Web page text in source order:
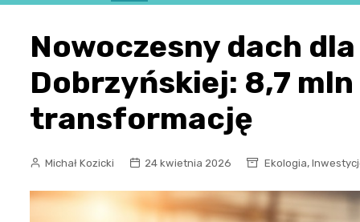
Wszystkie wpisy
we Wrocławiu
Co warto
Wrocławiu?
Nowoczesny dach
Dobrzyńskiej: 8,7 mln
transformację
Michał Kozicki 24 kwietnia 2026 Ekologia,